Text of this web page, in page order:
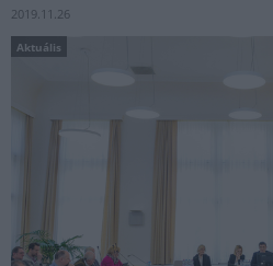
2019.11.26
Aktuális